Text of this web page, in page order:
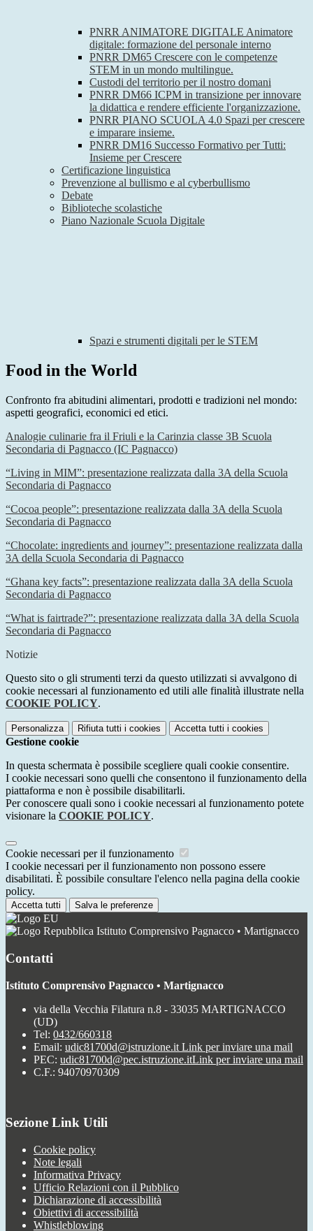
PNRR ANIMATORE DIGITALE Animatore
digitale: formazione del personale interno
PNRR DM65 Crescere con le competenze
STEM in un mondo multilingue.
Custodi del territorio per il nostro domani
PNRR DM66 ICPM in transizione per innovare
la didattica e rendere efficiente l'organizzazione.
PNRR PIANO SCUOLA 4.0 Spazi per crescere
e imparare insieme.
PNRR DM16 Successo Formativo per Tutti:
Insieme per Crescere
Certificazione linguistica
Prevenzione al bullismo e al cyberbullismo
Debate
Biblioteche scolastiche
Piano Nazionale Scuola Digitale
Spazi e strumenti digitali per le STEM
Food in the World
Confronto fra abitudini alimentari, prodotti e tradizioni nel mondo:
aspetti geografici, economici ed etici.
Analogie culinarie fra il Friuli e la Carinzia classe 3B Scuola
Secondaria di Pagnacco (IC Pagnacco)
“Living in MIM”: presentazione realizzata dalla 3A della Scuola
Secondaria di Pagnacco
“Cocoa people”: presentazione realizzata dalla 3A della Scuola
Secondaria di Pagnacco
“Chocolate: ingredients and journey”: presentazione realizzata dalla
3A della Scuola Secondaria di Pagnacco
“Ghana key facts”: presentazione realizzata dalla 3A della Scuola
Secondaria di Pagnacco
“What is fairtrade?”: presentazione realizzata dalla 3A della Scuola
Secondaria di Pagnacco
Notizie
Questo sito o gli strumenti terzi da questo utilizzati si avvalgono di
cookie necessari al funzionamento ed utili alle finalità illustrate nella
COOKIE POLICY.
Personalizza Rifiuta tutti i cookies Accetta tutti i cookies
Gestione cookie
In questa schermata è possibile scegliere quali cookie consentire.
I cookie necessari sono quelli che consentono il funzionamento della
piattaforma e non è possibile disabilitarli.
Per conoscere quali sono i cookie necessari al funzionamento potete
visionare la COOKIE POLICY.
Cookie necessari per il funzionamento
I cookie necessari per il funzionamento non possono essere
disabilitati. È possibile consultare l'elenco nella pagina della cookie
policy.
Accetta tutti Salva le preferenze
Istituto Comprensivo Pagnacco • Martignacco
Contatti
Istituto Comprensivo Pagnacco • Martignacco
via della Vecchia Filatura n.8 - 33035 MARTIGNACCO
(UD)
Tel: 0432/660318
Email: udic81700d@istruzione.it Link per inviare una mail
PEC: udic81700d@pec.istruzione.itLink per inviare una mail
C.F.: 94070970309
Sezione Link Utili
Cookie policy
Note legali
Informativa Privacy
Ufficio Relazioni con il Pubblico
Dichiarazione di accessibilità
Obiettivi di accessibilità
Whistleblowing